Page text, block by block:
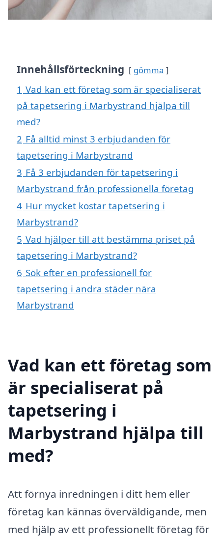
Innehållsförteckning gömma
1 Vad kan ett företag som är specialiserat
på tapetsering i Marbystrand hjälpa till
med?
2 Få alltid minst 3 erbjudanden för
tapetsering i Marbystrand
3 Få 3 erbjudanden för tapetsering i
Marbystrand från professionella företag
4 Hur mycket kostar tapetsering i
Marbystrand?
5 Vad hjälper till att bestämma priset på
tapetsering i Marbystrand?
6 Sök efter en professionell för
tapetsering i andra städer nära
Marbystrand
Vad kan ett företag som
är specialiserat på
tapetsering i
Marbystrand hjälpa till
med?
Att förnya inredningen i ditt hem eller
företag kan kännas överväldigande, men
med hjälp av ett professionellt företag för